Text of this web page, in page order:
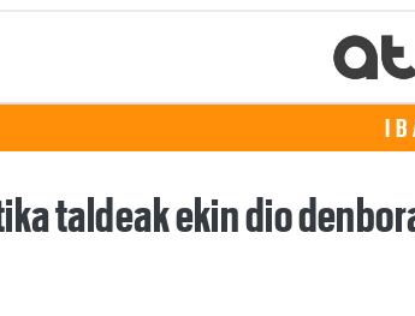
taldeak ekin dio